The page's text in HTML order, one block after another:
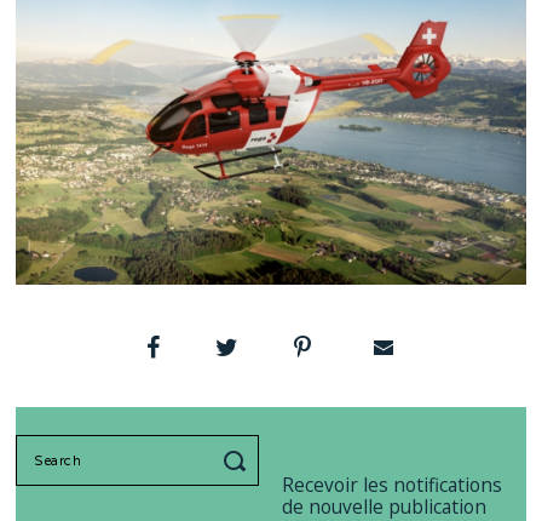
Recevoir les notifications
de nouvelle publication